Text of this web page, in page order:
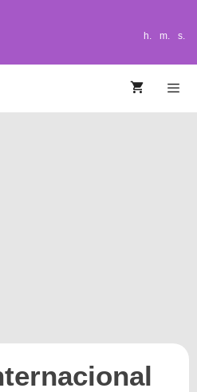
h. m. s.